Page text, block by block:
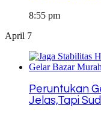
8:55 pm
April 7
Peruntukan
Jelas,Tapi